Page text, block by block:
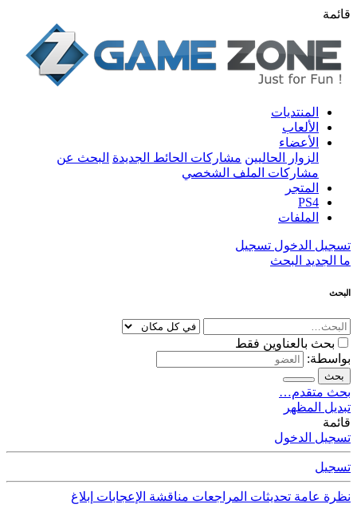
قائمة
المنتديات
الألعاب
الأعضاء
الزوار الحاليين مشاركات الحائط الجديدة البحث عن
مشاركات الملف الشخصي
المتجر
PS4
الملفات
تسجيل الدخول تسجيل
ما الجديد البحث
البحث
بحث بالعناوين فقط
بواسطة:
بحث
بحث متقدم…
تبديل المظهر
قائمة
تسجيل الدخول
تسجيل
نظرة عامة تحديثات المراجعات مناقشة الإعجابات إبلاغ